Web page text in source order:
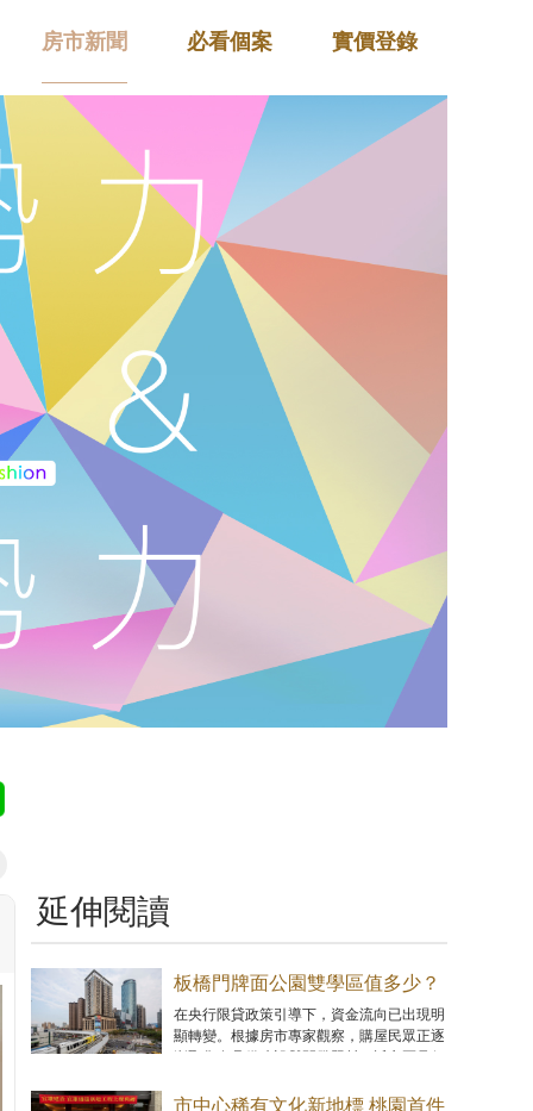
房市新聞 必看個案 實價登錄
延伸閱讀
板橋門牌面公園雙學區值多少？
「日安PARK」超優價位狂吸買
氣
在央行限貸政策引導下，資金流向已出現明
顯轉變。根據房市專家觀察，購屋民眾正逐
可負擔性與未來增值空間的進場機會。
市中心稀有文化新地標 桃園首件